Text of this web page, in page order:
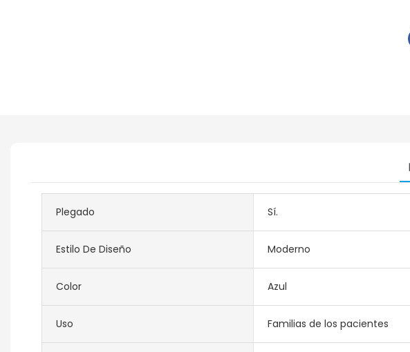
Plegado Sí.
Estilo De Diseño Moderno
Color Azul
Uso Familias de los pacientes